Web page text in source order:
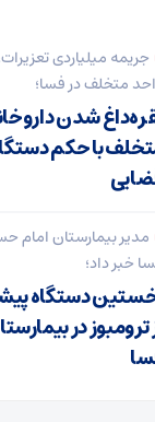
جریمه میلیاردی
متخلف در فسا؛
شدن
با حکم
مدیر بیمارستان امام
خبر داد؛
دستگاه
ترومبوز در